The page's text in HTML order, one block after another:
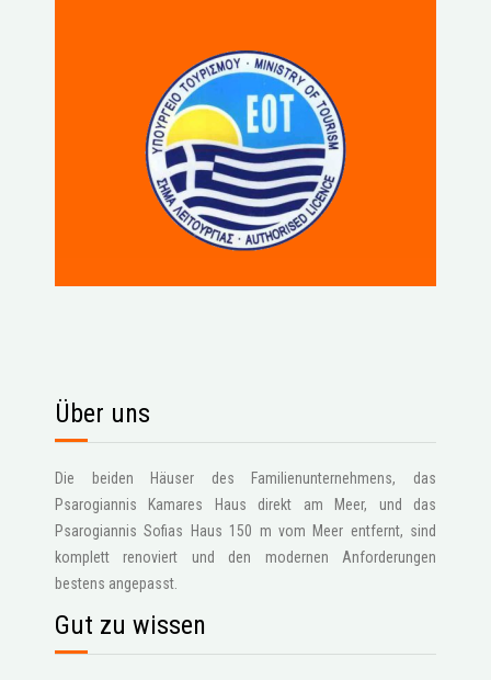
Über uns
Die beiden Häuser des Familienunternehmens, das
Psarogiannis Kamares Haus direkt am Meer, und das
Psarogiannis Sofias Haus 150 m vom Meer entfernt, sind
komplett renoviert und den modernen Anforderungen
bestens angepasst.
Gut zu wissen